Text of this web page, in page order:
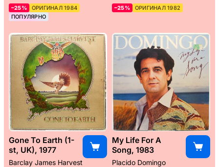
–25%
ОРИГИНАЛ 1984
ПОПУЛЯРНО
–25% ОРИГИНАЛ 1982
Gone To Earth (1-
st, UK), 1977
Barclay James Harvest
My Life For A
Song, 1983
Placido Domingo